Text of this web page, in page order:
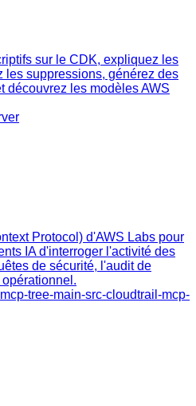
sur le CDK, expliquez les
les suppressions, générez des
découvrez les modèles AWS
Protocol) d'AWS Labs pour
IA d'interroger l'activité des
de sécurité, l'audit de
tree-main-src-cloudtrail-mcp-